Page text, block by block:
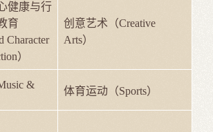
健康与行
育
Character
）
创意艺术（Creative
Arts）
&
体育运动（Sports）